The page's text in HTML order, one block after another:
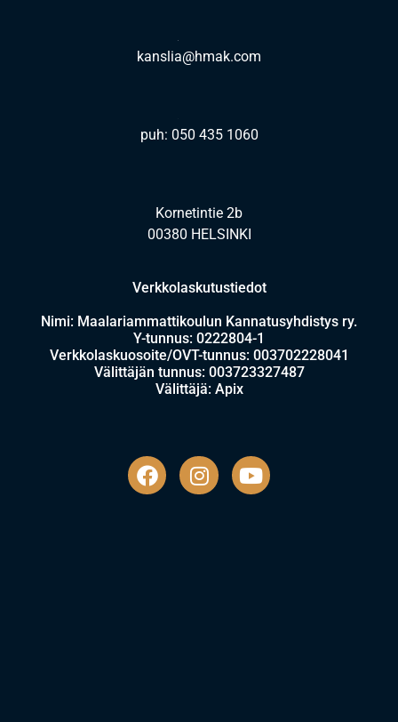
kanslia@hmak.com
puh: 050 435 1060
Kornetintie 2b
00380 HELSINKI
Verkkolaskutustiedot
Nimi: Maalariammattikoulun Kannatusyhdistys ry.
Y-tunnus: 0222804-1
Verkkolaskuosoite/OVT-tunnus: 003702228041
Välittäjän tunnus: 003723327487
Välittäjä: Apix